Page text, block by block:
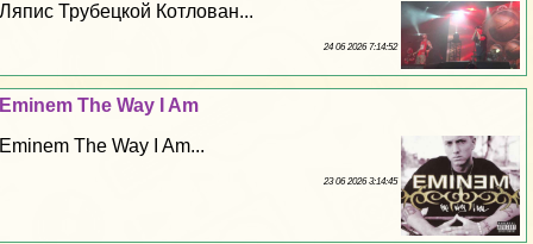
Ляпис Трубецкой Котлован...
24 06 2026 7:14:52
Eminem The Way I Am
Eminem The Way I Am...
23 06 2026 3:14:45